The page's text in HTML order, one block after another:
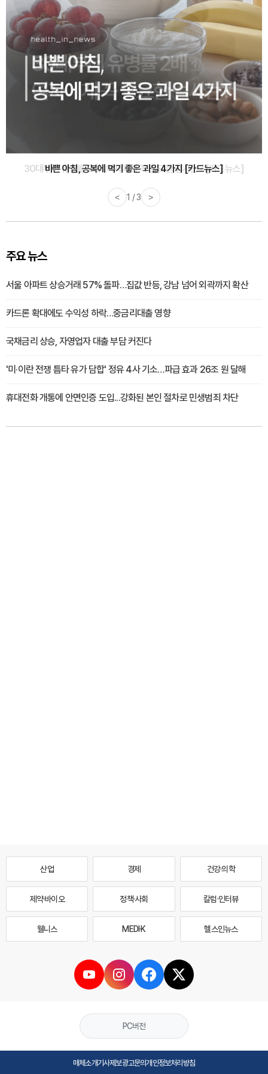
30대부터 유병률 2배...여자에게 꼭 필요한 검사는? [카드뉴스]
< 2 / 3 >
주요 뉴스
서울 아파트 상승거래 57% 돌파…집값 반등, 강남 넘어 외곽까지 확산
카드론 확대에도 수익성 하락…중금리대출 영향
국채금리 상승, 자영업자 대출 부담 커진다
'미·이란 전쟁 틈타 유가 담합' 정유 4사 기소…파급 효과 26조 원 달해
휴대전화 개통에 안면인증 도입...강화된 본인 절차로 민생범죄 차단
산업 경제 건강·의학
제약·바이오 정책·사회 칼럼·인터뷰
웰니스 MEDI·K 헬스인뉴스
PC버전
매체소개기사제보광고문의개인정보처리방침